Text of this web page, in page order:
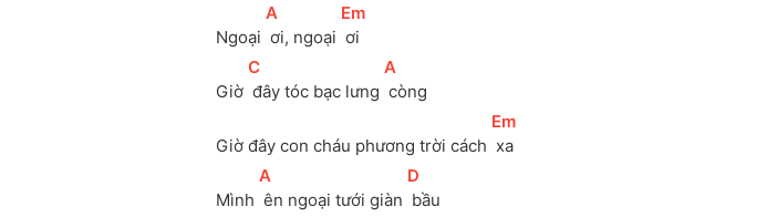
Ngoại
[
A
ơi, ngoại
[Em
ơi
Giờ
[
C
đây tóc bạc lưng
[
A
còng
Giờ đây con cháu phương trời cách
[Em
xa
Mình
[
A
ên ngoại tưới giàn
[D
bầu